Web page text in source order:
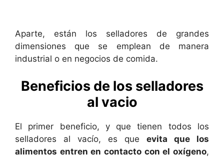
Aparte, están los selladores de grandes
dimensiones que se emplean de manera
industrial o en negocios de comida.
Beneficios de los selladores
al vacio
El primer beneficio, y que tienen todos los
selladores al vacío, es que evita que los
alimentos entren en contacto con el oxígeno,